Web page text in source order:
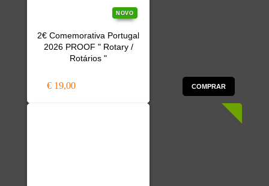
NOVO
2€ Comemorativa Portugal
2026 PROOF " Rotary /
Rotários "
€ 19,00 COMPRAR